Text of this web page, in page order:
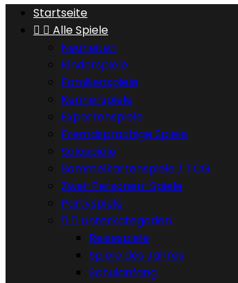
Startseite
  Alle Spiele
Neuheiten
Kinderspiele
Familienspiele
Kennerspiele
Expertenspiele
Fremdsprachige Spiele
Solospiele
Sammelkartenspiele / TCG
Zwei-Personen-Spiele
Partyspiele
  Unterkategorien
Reisespiele
Spiele des Jahres
Schulanfang